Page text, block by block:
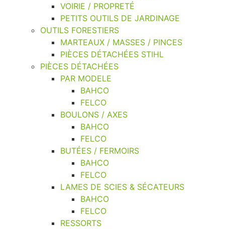
VOIRIE / PROPRETÉ
PETITS OUTILS DE JARDINAGE
OUTILS FORESTIERS
MARTEAUX / MASSES / PINCES
PIÈCES DÉTACHÉES STIHL
PIÈCES DÉTACHÉES
PAR MODELE
BAHCO
FELCO
BOULONS / AXES
BAHCO
FELCO
BUTÉES / FERMOIRS
BAHCO
FELCO
LAMES DE SCIES & SÉCATEURS
BAHCO
FELCO
RESSORTS